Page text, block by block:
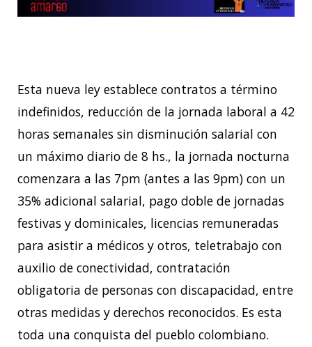
Esta nueva ley establece contratos a término
indefinidos, reducción de la jornada laboral a 42
horas semanales sin disminución salarial con
un máximo diario de 8 hs., la jornada nocturna
comenzara a las 7pm (antes a las 9pm) con un
35% adicional salarial, pago doble de jornadas
festivas y dominicales, licencias remuneradas
para asistir a médicos y otros, teletrabajo con
auxilio de conectividad, contratación
obligatoria de personas con discapacidad, entre
otras medidas y derechos reconocidos. Es esta
toda una conquista del pueblo colombiano.